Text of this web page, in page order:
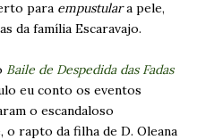
para empustulara pele,
da família Escaravajo.
Baile de Despedida das Fadas
eu conto os eventos
o escandaloso
o rapto da filha de D. Oleana